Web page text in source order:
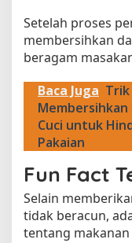
Setelah proses
membersihkan
beragam
Baca Juga Trik
Cuci untuk
Pakaian
Fun Fact
Selain
tidak beracun,
tentang